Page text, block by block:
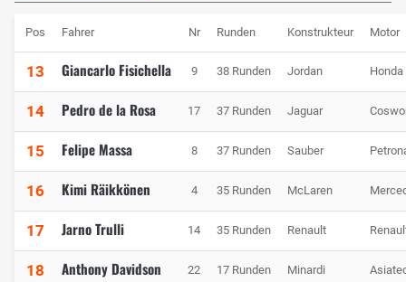
Pos Fahrer Nr Runden Konstrukteur Motor
13 Giancarlo Fisichella 9 38 Runden Jordan Honda
14 Pedro de la Rosa 17 37 Runden Jaguar
15 Felipe Massa 8 37 Runden Sauber
16 Kimi Räikkönen 4 35 Runden McLaren
17 Jarno Trulli 14 35 Runden Renault
18 Anthony Davidson 22 17 Runden Minardi